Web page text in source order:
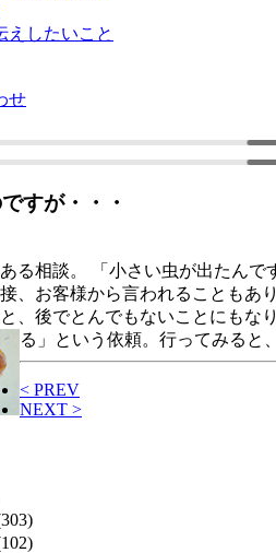
えしたいこと
せ
すが・・・
る相談。 「小さい虫が出たん
、お客様から言われることもあ
、後でとんでもないことにもな
る」という依頼。行ってみると
< PREV
NEXT >